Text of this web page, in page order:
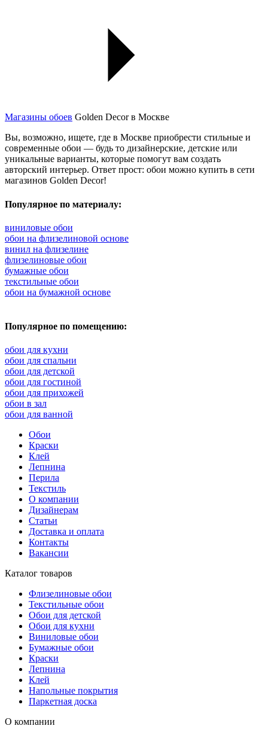
Магазины обоев Golden Decor в Москве
Вы, возможно, ищете, где в Москве приобрести стильные и
современные обои — будь то дизайнерские, детские или
уникальные варианты, которые помогут вам создать
авторский интерьер. Ответ прост: обои можно купить в сети
магазинов Golden Decor!
Популярное по материалу:
виниловые обои
обои на флизелиновой основе
винил на флизелине
флизелиновые обои
бумажные обои
текстильные обои
обои на бумажной основе
Популярное по помещению:
обои для кухни
обои для спальни
обои для детской
обои для гостиной
обои для прихожей
обои в зал
обои для ванной
Обои
Краски
Клей
Лепнина
Перила
Текстиль
О компании
Дизайнерам
Статьи
Доставка и оплата
Контакты
Вакансии
Каталог товаров
Флизелиновые обои
Текстильные обои
Обои для детской
Обои для кухни
Виниловые обои
Бумажные обои
Краски
Лепнина
Клей
Напольные покрытия
Паркетная доска
О компании